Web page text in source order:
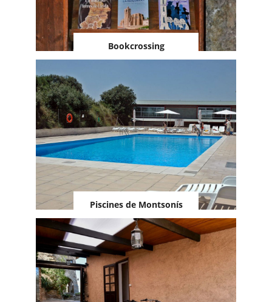
Bookcrossing
Piscines de Montsonís